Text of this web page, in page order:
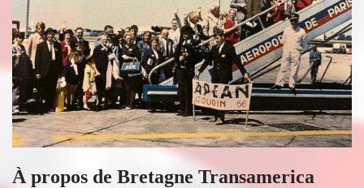
À propos de Bretagne Transamerica